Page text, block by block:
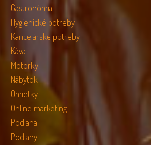
Gastronómia
Hygienické potreby
Kancelárske potreby
Káva
Motorky
Nábytok
Omietky
Online marketing
Podlaha
Podlahy